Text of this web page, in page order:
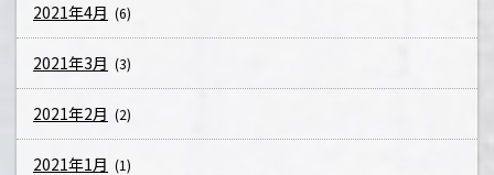
2021年4月 (6)
2021年3月 (3)
2021年2月 (2)
2021年1月 (1)